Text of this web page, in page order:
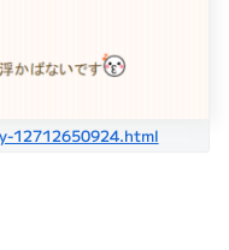
12712650924.html